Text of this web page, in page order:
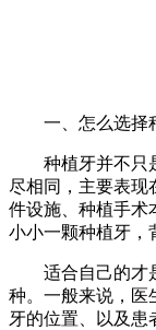
一、怎么选择
种植牙并不只是
尽相同，主要表现
件设施、种植手术
小小一颗种植牙，
适合自己的才是
种。一般来说，医
牙的位置、以及患